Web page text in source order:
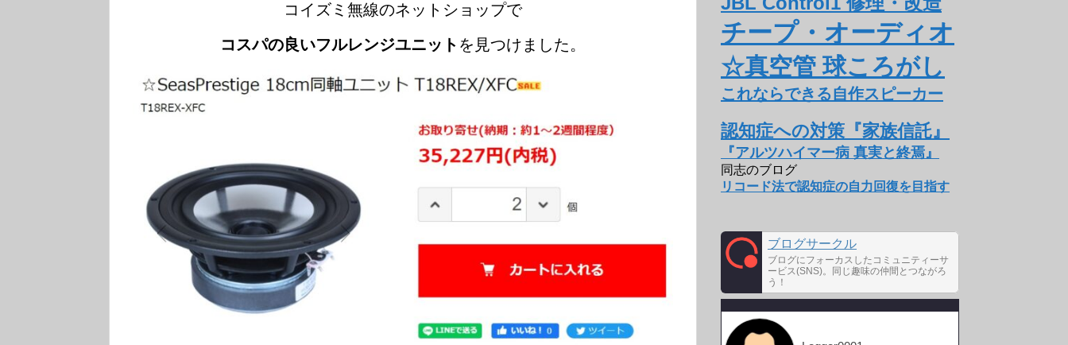
コイズミ無線のネットショップで
コスパの良いフルレンジユニット を見つけました。 チープ・オーディオ
☆真空管 球ころがし
これならできる自作スピーカー
認知症への対策『家族信託』
『アルツハイマー病 真実と終焉』
同志のブログ
リコード法で認知症の自力回復を目指す
ブログサークル
ブログにフォーカスしたコミュニティーサ
ービス(SNS)。同じ趣味の仲間とつながろ
う！